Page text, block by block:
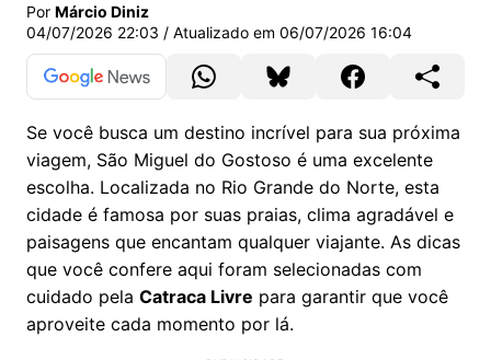
Por Márcio Diniz
04/07/2026 22:03 / Atualizado em 06/07/2026 16:04
Se você busca um destino incrível para sua próxima
viagem, São Miguel do Gostoso é uma excelente
escolha. Localizada no Rio Grande do Norte, esta
cidade é famosa por suas praias, clima agradável e
paisagens que encantam qualquer viajante. As dicas
que você confere aqui foram selecionadas com
cuidado pela Catraca Livre para garantir que você
aproveite cada momento por lá.